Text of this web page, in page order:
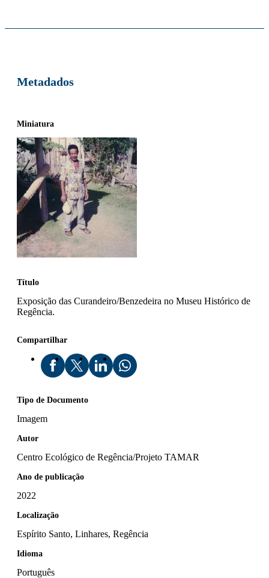
Metadados
Título
Exposição das Curandeiro/Benzedeira no Museu Histórico de
Regência.
Miniatura
Compartilhar
Tipo de Documento
Imagem
Autor
Centro Ecológico de Regência/Projeto TAMAR
Ano de publicação
2022
Localização
Espírito Santo, Linhares, Regência
Idioma
Português